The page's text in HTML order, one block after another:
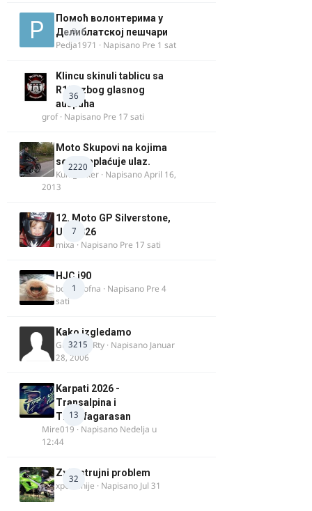
0
Помоћ волонтерима у
Делиблатској пешчари
Pedja1971 · Napisano Pre 1 sat
36
Klincu skinuli tablicu sa
R125 zbog glasnog
auspuha
grof· Napisano Pre 17 sati
2220
Moto Skupovi na kojima
se ne naplaćuje ulaz.
Kum_Mixer · NapisanoApril 16,
2013
7
12. Moto GP Silverstone,
UK, 2026
mixa · Napisano Pre 17 sati
1
HJC i90
bobi_krofna · Napisano Pre 4
sati
3215
Kako izgledamo
Guest diRRty · Napisano Januar
28, 2006
13
Karpati 2026 -
Transalpina i
Transfagarasan
Mire019 · Napisano Nedelja u
12:44
32
Zx9r strujni problem
xpetronije · Napisano Jul 31